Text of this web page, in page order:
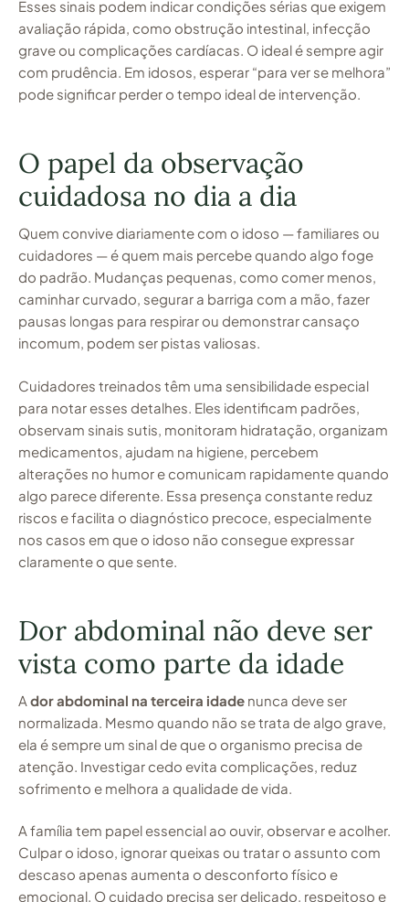
Esses sinais podem indicar condições sérias que exigem
avaliação rápida, como obstrução intestinal, infecção
grave ou complicações cardíacas. O ideal é sempre agir
com prudência. Em idosos, esperar “para ver se melhora”
pode significar perder o tempo ideal de intervenção.
O papel da observação
cuidadosa no dia a dia
Quem convive diariamente com o idoso — familiares ou
cuidadores — é quem mais percebe quando algo foge
do padrão. Mudanças pequenas, como comer menos,
caminhar curvado, segurar a barriga com a mão, fazer
pausas longas para respirar ou demonstrar cansaço
incomum, podem ser pistas valiosas.
Cuidadores treinados têm uma sensibilidade especial
para notar esses detalhes. Eles identificam padrões,
observam sinais sutis, monitoram hidratação, organizam
medicamentos, ajudam na higiene, percebem
alterações no humor e comunicam rapidamente quando
algo parece diferente. Essa presença constante reduz
riscos e facilita o diagnóstico precoce, especialmente
nos casos em que o idoso não consegue expressar
claramente o que sente.
Dor abdominal não deve ser
vista como parte da idade
A dor abdominal na terceira idade nunca deve ser
normalizada. Mesmo quando não se trata de algo grave,
ela é sempre um sinal de que o organismo precisa de
atenção. Investigar cedo evita complicações, reduz
sofrimento e melhora a qualidade de vida.
A família tem papel essencial ao ouvir, observar e acolher.
Culpar o idoso, ignorar queixas ou tratar o assunto com
descaso apenas aumenta o desconforto físico e
emocional. O cuidado precisa ser delicado, respeitoso e